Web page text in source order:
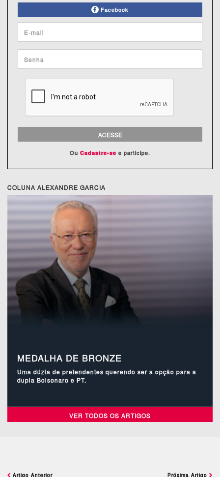
Facebook
ACESSE
Ou Cadastre-se e participe.
COLUNA ALEXANDRE GARCIA
MEDALHA DE BRONZE
Uma dúzia de pretendentes querendo ser a opção para a
dupla Bolsonaro e PT.
VER TODOS OS ARTIGOS
Artigo Anterior Próxima Artigo